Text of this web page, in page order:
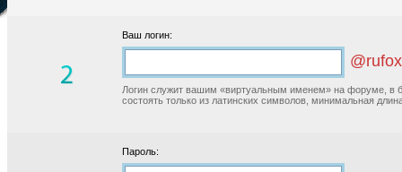
Ваш логин:
Логин служит вашим «виртуальным именем» на форуме, в
состоять только из латинских символов, минимальная
Пароль: